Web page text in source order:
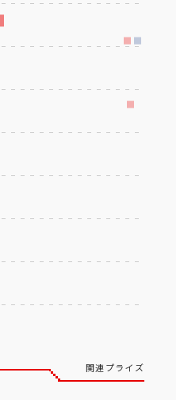
関連プライズ